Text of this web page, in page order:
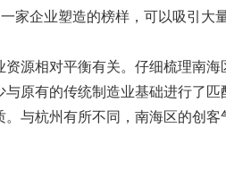
家企业塑造的榜样，可以吸引大
源相对平衡有关。仔细梳理南海
原有的传统制造业基础进行了匹
与杭州有所不同，南海区的创客